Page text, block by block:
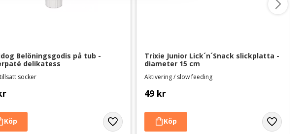
Belöningsgodis på tub -
delikatess
socker
Trixie Junior Lick´n´Snack slickplatta -
diameter 15 cm
Aktivering / slow feeding
49 kr